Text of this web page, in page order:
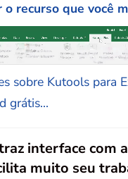
o recurso que você
sobre Kutools para
grátis...
interface com
muito seu